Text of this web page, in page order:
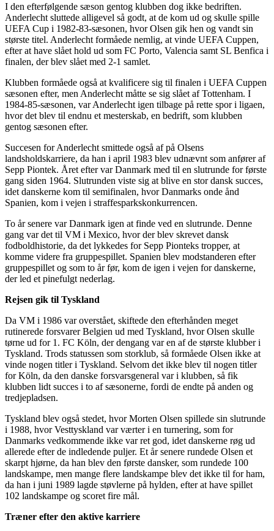
I den efterfølgende sæson gentog klubben dog ikke bedriften.
Anderlecht sluttede alligevel så godt, at de kom ud og skulle spille
UEFA Cup i 1982-83-sæsonen, hvor Olsen gik hen og vandt sin
største titel. Anderlecht formåede nemlig, at vinde UEFA Cuppen,
efter at have slået hold ud som FC Porto, Valencia samt SL Benfica i
finalen, der blev slået med 2-1 samlet.
Klubben formåede også at kvalificere sig til finalen i UEFA Cuppen
sæsonen efter, men Anderlecht måtte se sig slået af Tottenham. I
1984-85-sæsonen, var Anderlecht igen tilbage på rette spor i ligaen,
hvor det blev til endnu et mesterskab, en bedrift, som klubben
gentog sæsonen efter.
Succesen for Anderlecht smittede også af på Olsens
landsholdskarriere, da han i april 1983 blev udnævnt som anfører af
Sepp Piontek. Året efter var Danmark med til en slutrunde for første
gang siden 1964. Slutrunden viste sig at blive en stor dansk succes,
idet danskerne kom til semifinalen, hvor Danmarks onde ånd
Spanien, kom i vejen i straffesparkskonkurrencen.
To år senere var Danmark igen at finde ved en slutrunde. Denne
gang var det til VM i Mexico, hvor der blev skrevet dansk
fodboldhistorie, da det lykkedes for Sepp Pionteks tropper, at
komme videre fra gruppespillet. Spanien blev modstanderen efter
gruppespillet og som to år før, kom de igen i vejen for danskerne,
der led et pinefulgt nederlag.
Rejsen gik til Tyskland
Da VM i 1986 var overstået, skiftede den efterhånden meget
rutinerede forsvarer Belgien ud med Tyskland, hvor Olsen skulle
tørne ud for 1. FC Köln, der dengang var en af de største klubber i
Tyskland. Trods statussen som storklub, så formåede Olsen ikke at
vinde nogen titler i Tyskland. Selvom det ikke blev til nogen titler
for Köln, da den danske forsvarsgeneral var i klubben, så fik
klubben lidt succes i to af sæsonerne, fordi de endte på anden og
tredjepladsen.
Tyskland blev også stedet, hvor Morten Olsen spillede sin slutrunde
i 1988, hvor Vesttyskland var værter i en turnering, som for
Danmarks vedkommende ikke var ret god, idet danskerne røg ud
allerede efter de indledende puljer. Et år senere rundede Olsen et
skarpt hjørne, da han blev den første dansker, som rundede 100
landskampe, men mange flere landskampe blev det ikke til for ham,
da han i juni 1989 lagde støvlerne på hylden, efter at have spillet
102 landskampe og scoret fire mål.
Træner efter den aktive karriere